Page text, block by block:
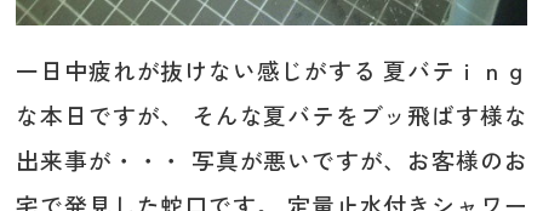
一日中疲れが抜けない感じがする 夏バテｉｎｇ
な本日ですが、 そんな夏バテをブッ飛ばす様な
出来事が・・・ 写真が悪いですが、お客様のお
宅で発見した蛇口です。 定量止水付きシャワー